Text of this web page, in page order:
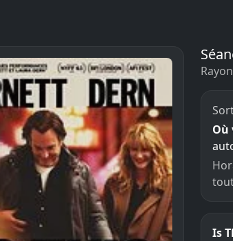
Où
Is